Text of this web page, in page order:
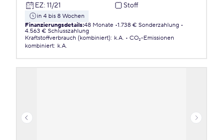
EZ: 11/21 Stoff
in 4 bis 8 Wochen
Finanzierungsdetails:48 Monate 1.738 € Sonderzahlung
4.563 € Schlusszahlung
Kraftstoffverbrauch (kombiniert): k.A.
CO₂-Emissionen
kombiniert: k.A.